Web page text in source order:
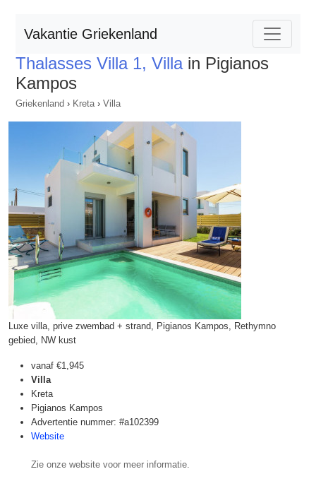
Vakantie Griekenland
Thalasses Villa 1, Villain Pigianos
Kampos
Griekenland › Kreta› Villa
Luxe villa, prive zwembad + strand, Pigianos Kampos, Rethymno
gebied, NW kust
vanaf €1,945
Villa
Kreta
Pigianos Kampos
Advertentie nummer: #a102399
Website
Zie onze website voor meer informatie.